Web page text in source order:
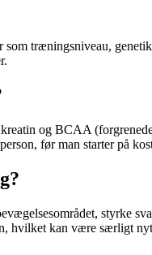
som træningsniveau,
og BCAA
før man starter på
styrke
hvilket kan være særligt